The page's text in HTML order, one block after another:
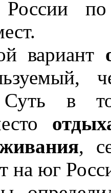
России
вариант
Суть в
,
на юг